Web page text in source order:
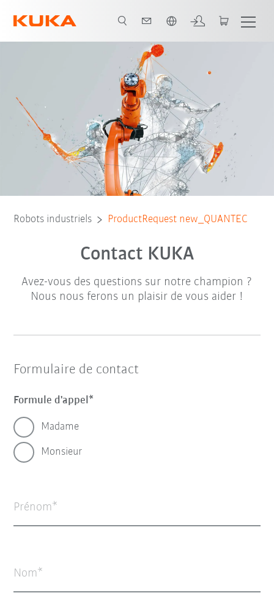
Robots industriels ProductRequest new_QUANTEC
Contact KUKA
Avez-vous des questions sur notre champion ?
Nous nous ferons un plaisir de vous aider !
Formulaire de contact
Formule d'appel
Madame
Monsieur
Prénom
Nom